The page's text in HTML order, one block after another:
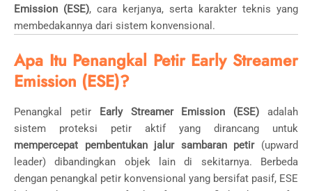
Emission (ESE), cara kerjanya, serta karakter teknis yang
membedakannya dari sistem konvensional.
Apa Itu Penangkal Petir Early Streamer
Emission (ESE)?
Penangkal petir Early Streamer Emission (ESE) adalah
sistem proteksi petir aktif yang dirancang untuk
mempercepat pembentukan jalur sambaran petir(upward
leader) dibandingkan objek lain di sekitarnya. Berbeda
dengan penangkal petir konvensional yang bersifat pasif, ESE